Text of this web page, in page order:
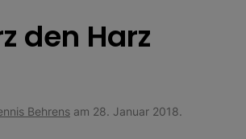
den Harz
Behrens am 28. Januar 2018.